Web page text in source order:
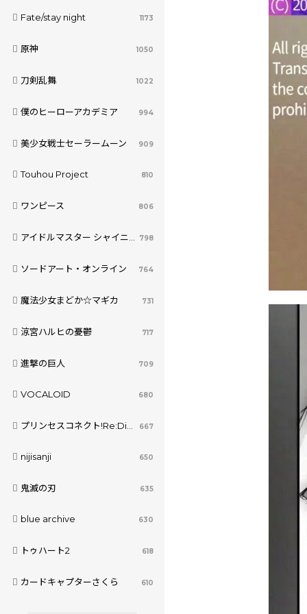
Fate/stay night 1173
原神 1050
刀剣乱舞 1022
僕のヒーローアカデミア 994
美少女戦士セーラームーン 909
Touhou Project 810
ワンピース 806
アイドルマスター シャイニーカラーズ 798
ソードアート・オンライン 764
魔法少女まどか☆マギカ 731
涼宮ハルヒの憂鬱 717
進撃の巨人 709
VOCALOID 680
プリンセスコネクト!Re:Dive 667
nijisanji 650
鬼滅の刃 635
blue archive 630
トゥハート2 618
カードキャプターさくら 610